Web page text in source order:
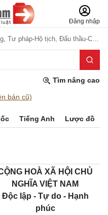
Đăng nhập
Tư pháp-Hộ tịch, Đấu thầu-Cạnh tranh
Tìm nâng cao
bản cũ)
Tiếng Anh Lược đồ
HOÀ XÃ HỘI CHỦ
NGHĨA VIỆT NAM
Độc lập - Tự do - Hạnh
phúc